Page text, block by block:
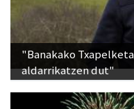
"Banakako
aldarrikatzen dut"